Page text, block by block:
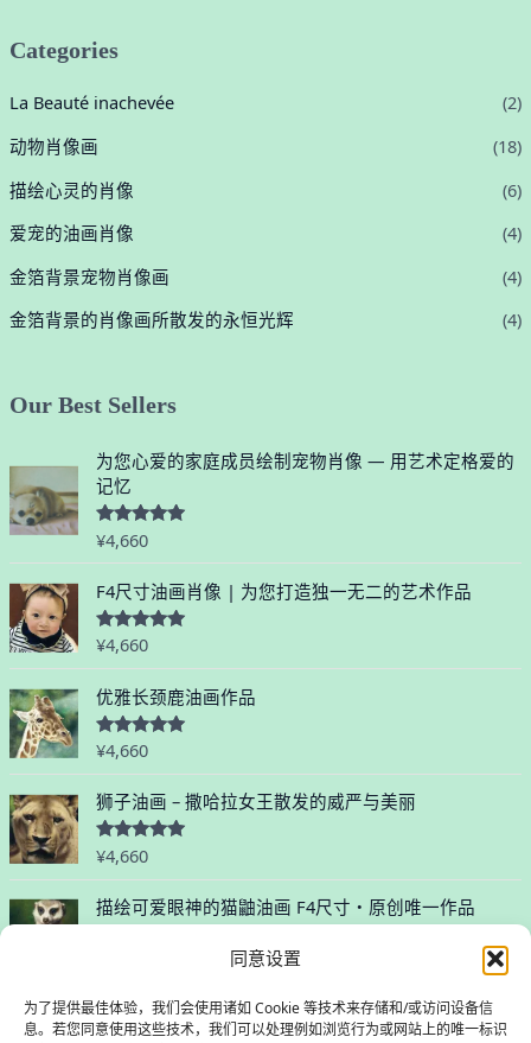
同意设置
为了提供最佳体验，我们会使用诸如 Cookie 等技术来存储和/或访问设备信
息。若您同意使用这些技术，我们可以处理例如浏览行为或网站上的唯一标识
Categories
La Beauté inachevée
(2)
动物肖像画
(18)
描绘心灵的肖像
(6)
爱宠的油画肖像
(4)
金箔背景宠物肖像画
(4)
金箔背景的肖像画所散发的永恒光辉
(4)
Our Best Sellers
为您心爱的家庭成员绘制宠物肖像 — 用艺术定格爱的
记忆
评分5.00
&sol; 5
¥4,660
F4尺寸油画肖像 | 为您打造独一无二的艺术作品
评分5.00
&sol; 5
¥4,660
优雅长颈鹿油画作品
评分5.00
&sol; 5
¥4,660
狮子油画 – 撒哈拉女王散发的威严与美丽
评分5.00
&sol; 5
¥4,660
描绘可爱眼神的猫鼬油画 F4尺寸・原创唯一作品
&
s